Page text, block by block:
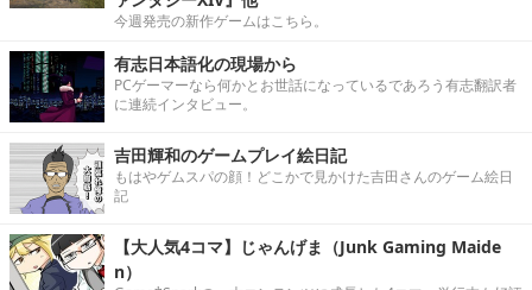
今週発売の新作ゲームはこちら。
有志日本語化の現場から
PCゲーマーなら何かとお世話になっているであろう有志翻訳者
に連続インタビュー。
吉田輝和のゲームプレイ絵日記
もはやゲムスパの顔！どこかで見かけた吉田さんのゲーム絵日
記
【大人気4コマ】じゃんげま（Junk Gaming Maide
n）